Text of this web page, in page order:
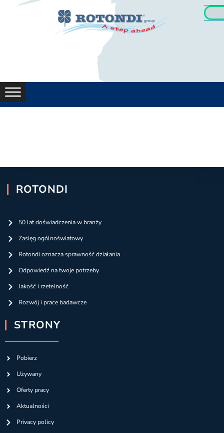
ROTONDI
50 lat doświadczenia w branży
Zasięg ogólnoświatowy
Rotondi oznacza sprawność działania
Odpowiedź na twoje potrzeby
Jakość i rzetelność
Rozwój i prace badawcze
STRONY
Pobierz
Używany
Oferty pracy
Aktualności
Privacy policy